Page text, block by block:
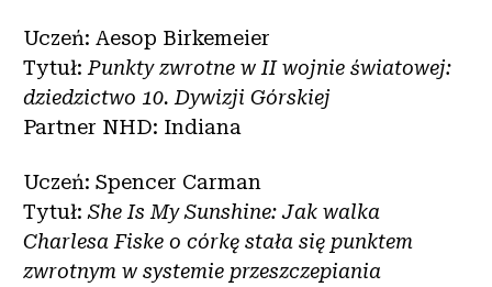
Uczeń: Aesop Birkemeier
Tytuł:Punkty zwrotne w II wojnie światowej:
dziedzictwo 10. Dywizji Górskiej
Partner NHD: Indiana
Uczeń: Spencer Carman
Tytuł: She Is My Sunshine: Jak walka
Charlesa Fiske o córkę stała się punktem
zwrotnym w systemie przeszczepiania